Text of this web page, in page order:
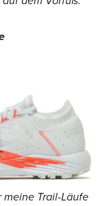
meine Trail-Läufe